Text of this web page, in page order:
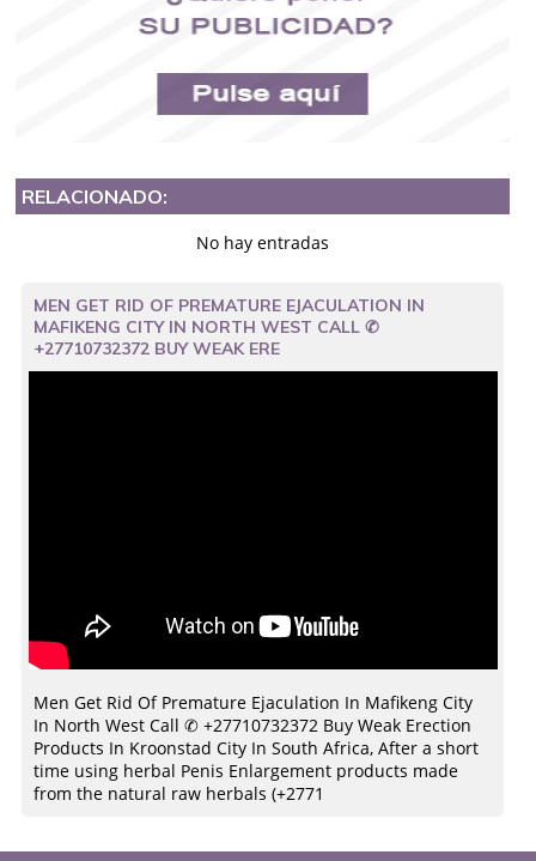
RELACIONADO:
No hay entradas
MEN GET RID OF PREMATURE EJACULATION IN
MAFIKENG CITY IN NORTH WEST CALL ✆
+27710732372 BUY WEAK ERE
Men Get Rid Of Premature Ejaculation In Mafikeng City
In North West Call ✆ +27710732372 Buy Weak Erection
Products In Kroonstad City In South Africa, After a short
time using herbal Penis Enlargement products made
from the natural raw herbals (+2771